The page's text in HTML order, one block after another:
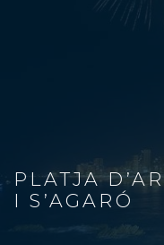
PLATJA
I S’AGARÓ